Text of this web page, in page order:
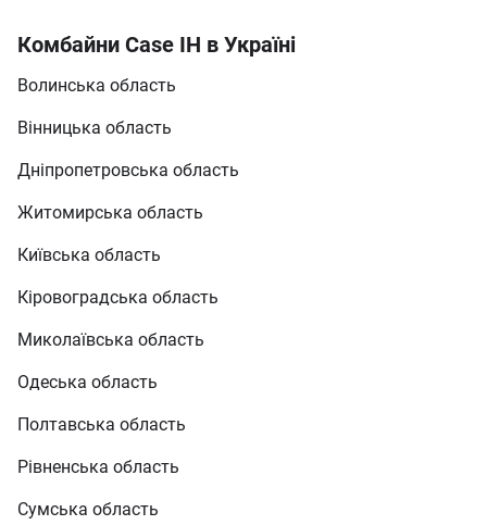
Комбайни Case IH в Україні
Волинська область
Вінницька область
Дніпропетровська область
Житомирська область
Київська область
Кіровоградська область
Миколаївська область
Одеська область
Полтавська область
Рівненська область
Сумська область